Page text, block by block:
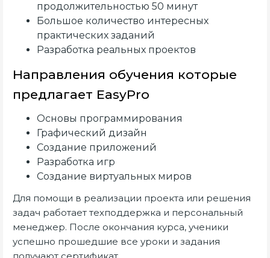
продолжительностью 50 минут
Большое количество интересных
практических заданий
Разработка реальных проектов
Направления обучения которые
предлагает EasyPro
Основы программирования
Графический дизайн
Создание приложений
Разработка игр
Создание виртуальных миров
Для помощи в реализации проекта или решения
задач работает техподдержка и персональный
менеджер. После окончания курса, ученики
успешно прошедшие все уроки и задания